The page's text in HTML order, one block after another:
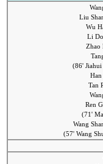
Liu
Wu
Li
Zhao
(86'
Han
Tan
Ren
(71'
Wang
(57' Wang